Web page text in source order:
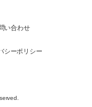
い合わせ
シーポリシー